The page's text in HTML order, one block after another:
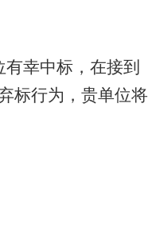
幸中标，在接到
标行为，贵单位将